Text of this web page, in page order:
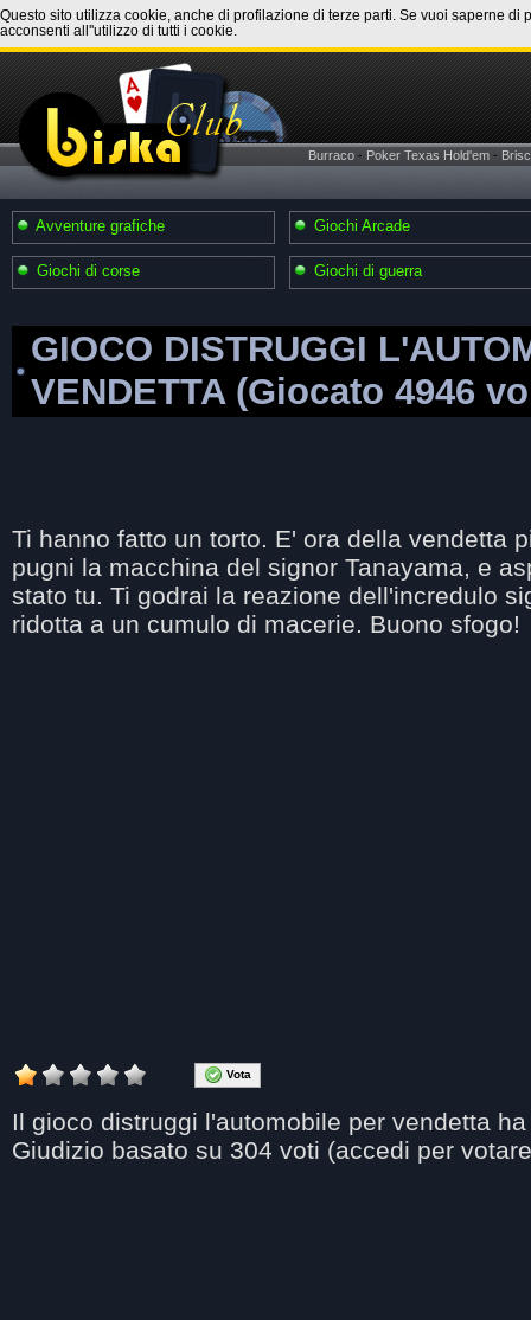
Questo sito utilizza cookie, anche di profilazione di terze parti. Se vuoi saperne
acconsenti all''utilizzo di tutti i cookie.
Burraco - Poker Texas Hold'em -
Avventure grafiche Giochi Arcade
Giochi di corse Giochi di guerra
GIOCO DISTRUGGI
VENDETTA (Giocato 4946
Ti hanno fatto un torto. E' ora della vendetta
pugni la macchina del signor Tanayama, e
stato tu. Ti godrai la reazione dell'incredulo
ridotta a un cumulo di macerie. Buono sfogo!
Vota
Il gioco distruggi l'automobile per vendetta
Giudizio basato su 304 voti (accedi per